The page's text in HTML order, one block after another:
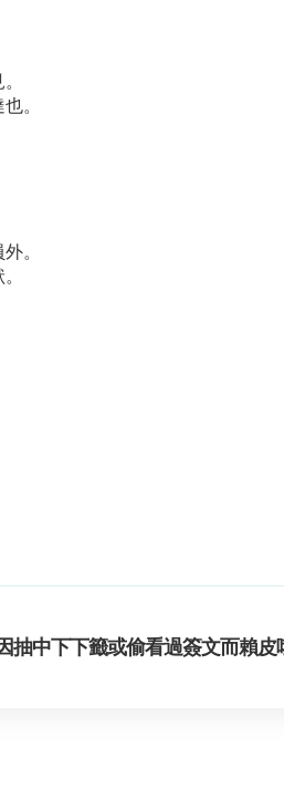
。
。
抽中下下籤或偷看過簽文而賴